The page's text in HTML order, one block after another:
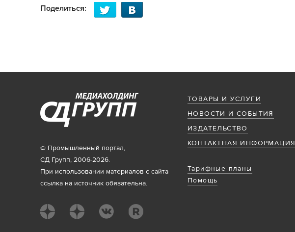
Поделиться:
ТОВАРЫ И УСЛУГИ
НОВОСТИ И СОБЫТИЯ
ИЗДАТЕЛЬСТВО
КОНТАКТНАЯ ИНФОРМАЦИЯ
Тарифные планы
Помощь
© Промышленный портал,
СД Групп, 2006-2026.
При использовании материалов с сайта
ссылка на источник обязательна.